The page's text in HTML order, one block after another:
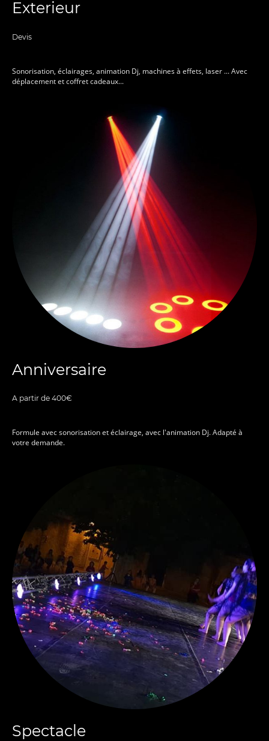
Exterieur
Devis
Sonorisation, éclairages, animation Dj, machines à effets, laser ... Avec
déplacement et coffret cadeaux...
Anniversaire
A partir de 400€
Formule avec sonorisation et éclairage, avec l'animation Dj. Adapté à
votre demande.
Spectacle